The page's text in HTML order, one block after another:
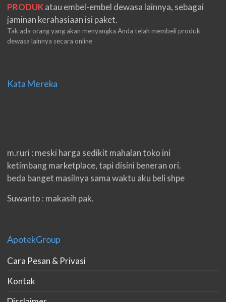
PRODUKatau embel-embel dewasa lainnya, sebagai
jaminan kerahasiaan isi paket.
Tak ada orang yang akan menyangka Anda telah membeli produk
dewasa lainnya secara online
Kata Mereka
m.ruri : meski harga sedikit mahalan toko ini
ketimbang marketplace, tapi disini beneran ori.
beda banget masilnya sama waktu aku beli shpe
Suwanto : makasih pak.
produknya. tetep jaga kualitas ya gan.
eko padang : ko brang udh sampek, kan bru 2 hri
gan. cpet bgt
h.dzowi : ampuh mas kamu punya viagra, saya
ApotekGroup
Cara Pesan & Privasi
Kontak